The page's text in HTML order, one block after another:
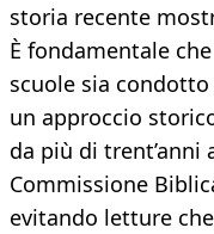
storia recente
È fondamentale
scuole sia
un approccio
da più di trent’anni
Commissione
evitando letture